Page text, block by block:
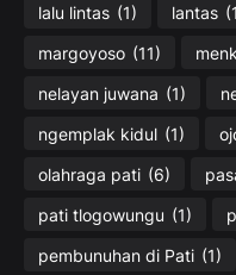
lalu lintas (1) lantas
margoyoso (11)
nelayan juwana (1)
ngemplak kidul (1)
olahraga pati (6)
pati tlogowungu (1)
pembunuhan di Pati (1)